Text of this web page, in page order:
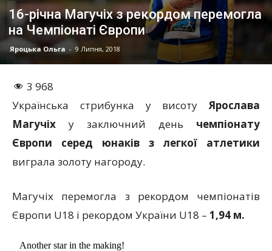
16-річна Магучіх з рекордом перемогла
на Чемпіонаті Європи
Яроцька Ольга - 9 Липня, 2018
3 968
Українська стрибунка у висоту Ярослава
Магучіх у заключний день чемпіонату
Європи серед юнаків з легкої атлетики
виграла золоту нагороду.
Магучіх перемогла з рекордом чемпіонатів
Європи U18 і рекордом України U18 – 1,94 м.
Another star in the making!